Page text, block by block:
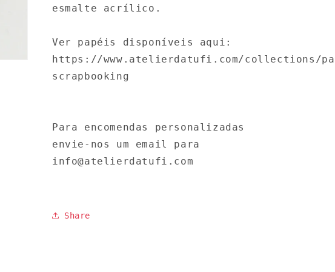
esmalte acrílico.
Ver papéis disponíveis aqui:
https://www.atelierdatufi.com/collections/
scrapbooking
Para encomendas personalizadas
envie-nos um email para
info@atelierdatufi.com
Share